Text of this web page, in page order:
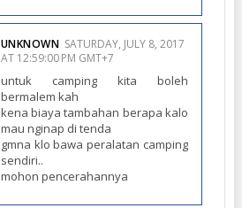
UNKNOWN SATURDAY, JULY 8, 2017
AT 12:59:00 PM GMT+7
untuk camping kita boleh
bermalem kah
kena biaya tambahan berapa kalo
mau nginap di tenda
gmna klo bawa peralatan camping
sendiri..
mohon pencerahannya